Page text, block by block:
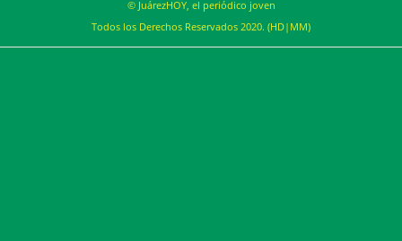
© JuárezHOY, el periódico joven
Todos los Derechos Reservados 2020. (HD|MM)